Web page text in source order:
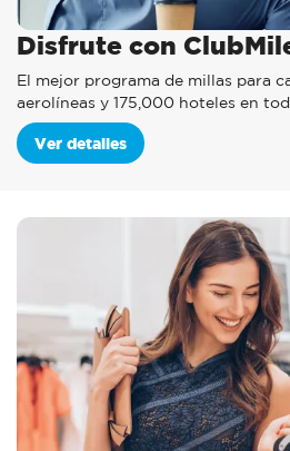
Disfrute con
El mejor programa de millas para
aerolíneas y 175,000 hoteles en
Ver detalles